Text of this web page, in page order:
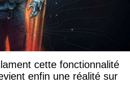
cette fonctionnalité
enfin une réalité sur